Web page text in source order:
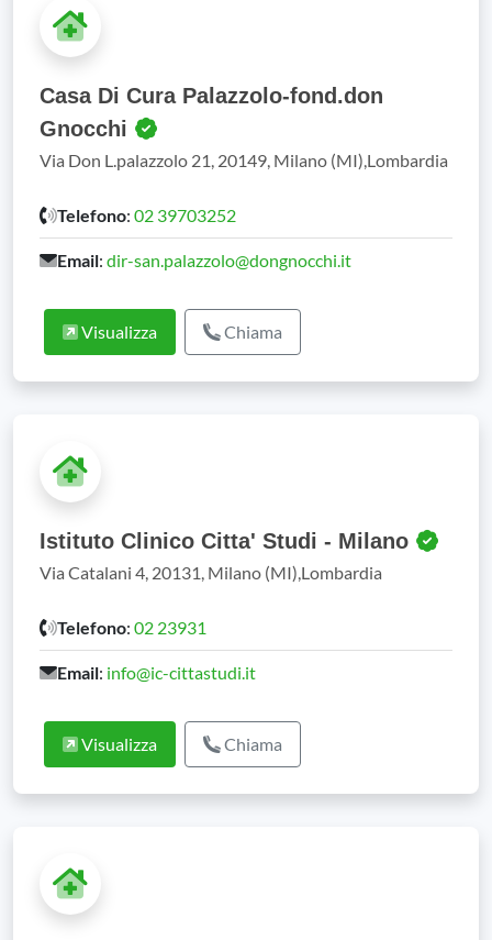
Casa Di Cura Palazzolo-fond.don
Gnocchi
Via Don L.palazzolo 21, 20149, Milano (MI),Lombardia
Telefono: 02 39703252
Email: dir-san.palazzolo@dongnocchi.it
Visualizza Chiama
Istituto Clinico Citta' Studi - Milano
Via Catalani 4, 20131, Milano (MI),Lombardia
Telefono: 02 23931
Email: info@ic-cittastudi.it
Visualizza Chiama